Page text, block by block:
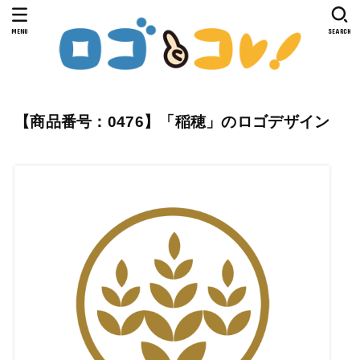
SEARCH
MENU
【商品番号：0476】「稲穂」のロゴデザイン